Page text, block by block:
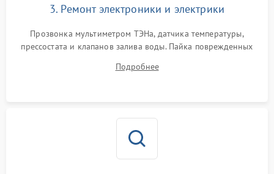
3. Ремонт электроники и электрики
Прозвонка мультиметром ТЭНа, датчика температуры,
прессостата и клапанов залива воды. Пайка поврежденных
Восстановление целостности проводки и контактов.
Подробнее